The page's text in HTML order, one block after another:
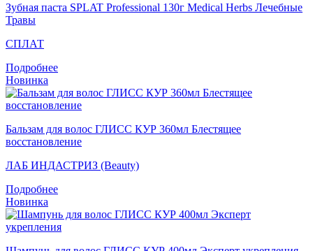
Зубная паста SPLAT Professional 130г Medical Herbs Лечебные
Травы
СПЛАТ
Подробнее
Новинка
Бальзам для волос ГЛИСС КУР 360мл Блестящее
восстановление
ЛАБ ИНДАСТРИЗ (Beauty)
Подробнее
Новинка